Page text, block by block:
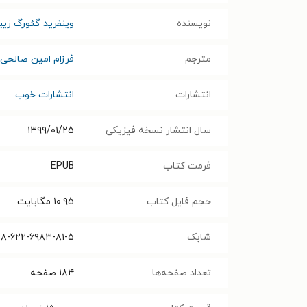
نویسنده وینفرید گئورگ
مترجم فرزام امین صالحی
انتشارات انتشارات خوب
سال انتشار نسخه فیزیکی ۱۳۹۹/۰۱/۲۵
فرمت کتاب EPUB
حجم فایل کتاب ۱۰.۹۵ مگابایت
شابک ۹۷۸-۶۲۲-۶۹۸۳-
تعداد صفحه‌ها ۱۸۴ صفحه